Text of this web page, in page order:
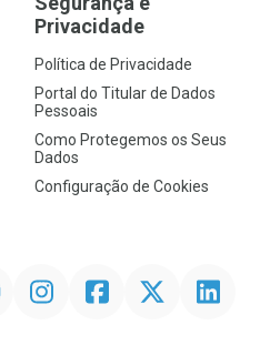
Privacidade
Política de Privacidade
Portal do Titular de Dados
Pessoais
Como Protegemos os Seus
Dados
Configuração de Cookies
InstagramFacebookTwitter Linkedin